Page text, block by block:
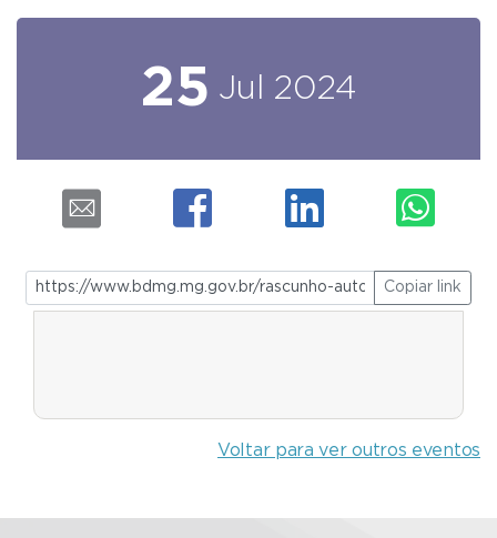
25 Jul 2024
Copiar link
Voltar para ver outros eventos